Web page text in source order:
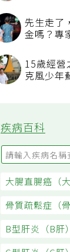
先生走了
金嗎？專
15歲經營
克風少年
疾病百科
大腸直腸癌（大
骨質疏鬆症（骨
B型肝炎（B肝）